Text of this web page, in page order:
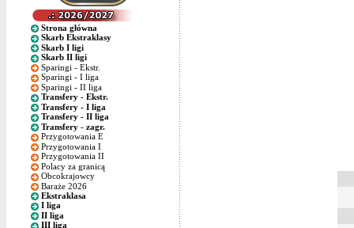
Strona główna
Skarb Ekstraklasy
Skarb I ligi
Skarb II ligi
Sparingi - Ekstr.
Sparingi - I liga
Sparingi - II liga
Transfery - Ekstr.
Transfery - I liga
Transfery - II liga
Transfery - zagr.
Przygotowania E
Przygotowania I
Przygotowania II
Polacy za granicą
Obcokrajowcy
Baraże 2026
Ekstraklasa
I liga
II liga
III liga